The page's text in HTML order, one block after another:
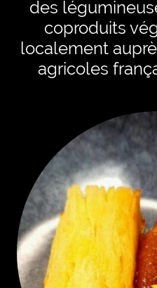
des
coproduits
localement
agricoles